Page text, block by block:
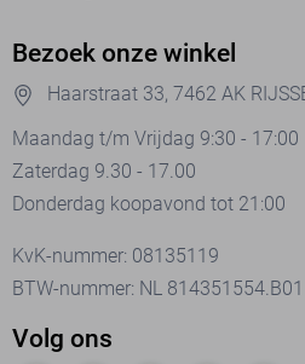
Bezoek onze winkel
Haarstraat 33, 7462 AK
Maandag t/m Vrijdag 9:30 - 17:00
Zaterdag 9.30 - 17.00
Donderdag koopavond tot 21:00
KvK-nummer: 08135119
BTW-nummer: NL 814351554.B01
Volg ons